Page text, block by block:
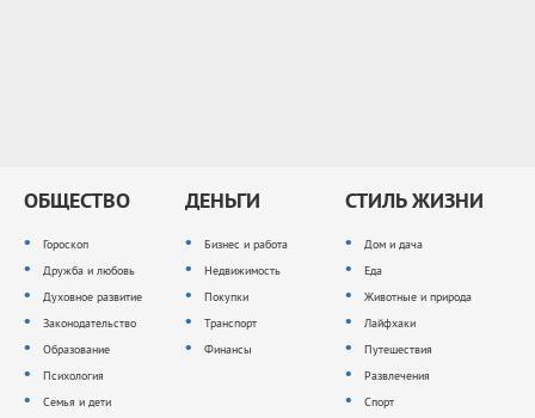
ОБЩЕСТВО
Гороскоп
Дружба и любовь
Духовное развитие
Законодательство
Образование
Психология
Семья и дети
ДЕНЬГИ
Бизнес и работа
Недвижимость
Покупки
Транспорт
Финансы
СТИЛЬ ЖИЗНИ
Дом и дача
Еда
Животные и природа
Лайфхаки
Путешествия
Развлечения
Спорт